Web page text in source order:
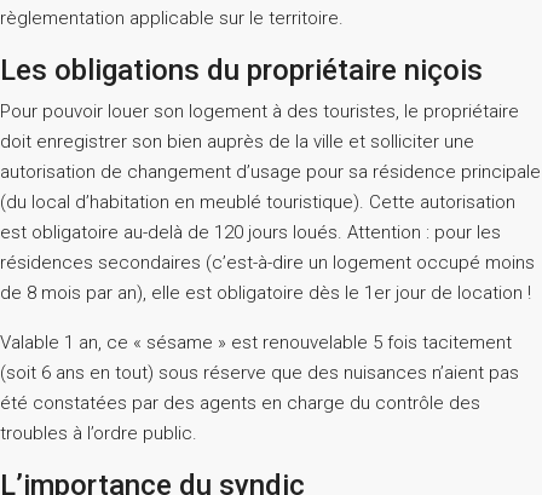
règlementation applicable sur le territoire.
Les obligations du propriétaire niçois
Pour pouvoir louer son logement à des touristes, le propriétaire
doit enregistrer son bien auprès de la ville et solliciter une
autorisation de changement d’usage pour sa résidence principale
(du local d’habitation en meublé touristique). Cette autorisation
est obligatoire au-delà de 120 jours loués. Attention : pour les
résidences secondaires (c’est-à-dire un logement occupé moins
de 8 mois par an), elle est obligatoire dès le 1er jour de location !
Valable 1 an, ce « sésame » est renouvelable 5 fois tacitement
(soit 6 ans en tout) sous réserve que des nuisances n’aient pas
été constatées par des agents en charge du contrôle des
troubles à l’ordre public.
L’importance du syndic